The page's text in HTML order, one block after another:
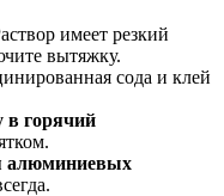
имеет резкий
вытяжку.
сода и клей
в горячий
алюминиевых